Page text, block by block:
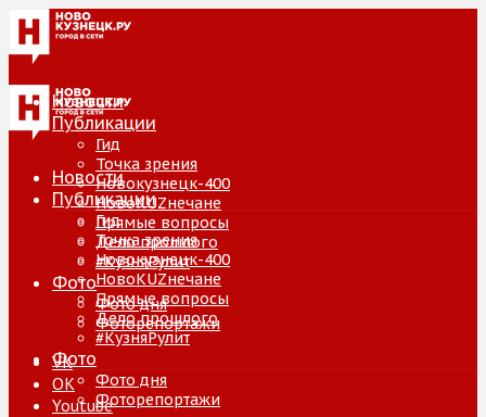
Новости
Публикации
Гид
Точка зрения
Новокузнецк-400
НовоKUZнечане
Прямые вопросы
Дело прошлого
#КузняРулит
Фото
Фото дня
Фоторепортажи
VK
ОК
Youtube
Новости
Публикации
Гид
Точка зрения
Новокузнецк-400
НовоKUZнечане
Прямые вопросы
Дело прошлого
#КузняРулит
Фото
Фото дня
Фоторепортажи